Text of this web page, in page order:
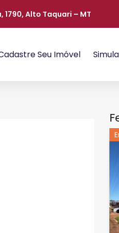
1790, Alto Taquari – MT
Seu Imóvel